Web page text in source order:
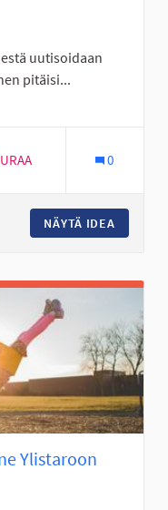
uutisoidaan
pitäisi...
Seinäjoki
0
NÄYTÄ IDEA
Ylistaroon